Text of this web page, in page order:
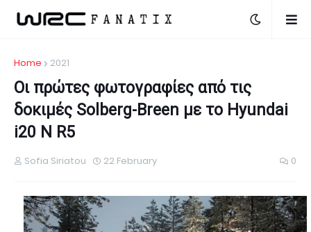
Home 2021
Οι πρώτες φωτογραφίες από τις
δοκιμές Solberg-Breen με το Hyundai
i20 N R5
Sofia Siriatou 22 February 0